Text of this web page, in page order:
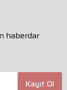
haberdar
Kayıt Ol